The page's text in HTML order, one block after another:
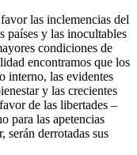
las inclemencias del
países y las inocultables
condiciones de
encontramos que los
interno, las evidentes
y las crecientes
de las libertades –
para las apetencias
serán derrotadas sus